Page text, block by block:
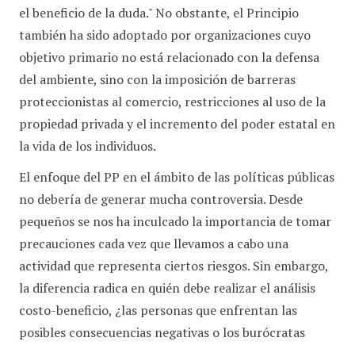
el beneficio de la duda." No obstante, el Principio
también ha sido adoptado por organizaciones cuyo
objetivo primario no está relacionado con la defensa
del ambiente, sino con la imposición de barreras
proteccionistas al comercio, restricciones al uso de la
propiedad privada y el incremento del poder estatal en
la vida de los individuos.
El enfoque del PP en el ámbito de las políticas públicas
no debería de generar mucha controversia. Desde
pequeños se nos ha inculcado la importancia de tomar
precauciones cada vez que llevamos a cabo una
actividad que representa ciertos riesgos. Sin embargo,
la diferencia radica en quién debe realizar el análisis
costo-beneficio, ¿las personas que enfrentan las
posibles consecuencias negativas o los burócratas